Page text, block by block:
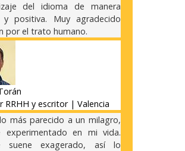
del idioma de manera
y positiva. Muy agradecido
por el trato humano.
RRHH y escritor | Valencia
más parecido a un milagro,
experimentado en mi vida.
suene exagerado, así lo